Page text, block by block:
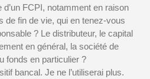
d’un FCPI, notamment en raison
de fin de vie, qui en tenez-vous
? Le distributeur, le capital
en général, la société de
fonds en particulier ?
bancal. Je ne l’utiliserai plus.